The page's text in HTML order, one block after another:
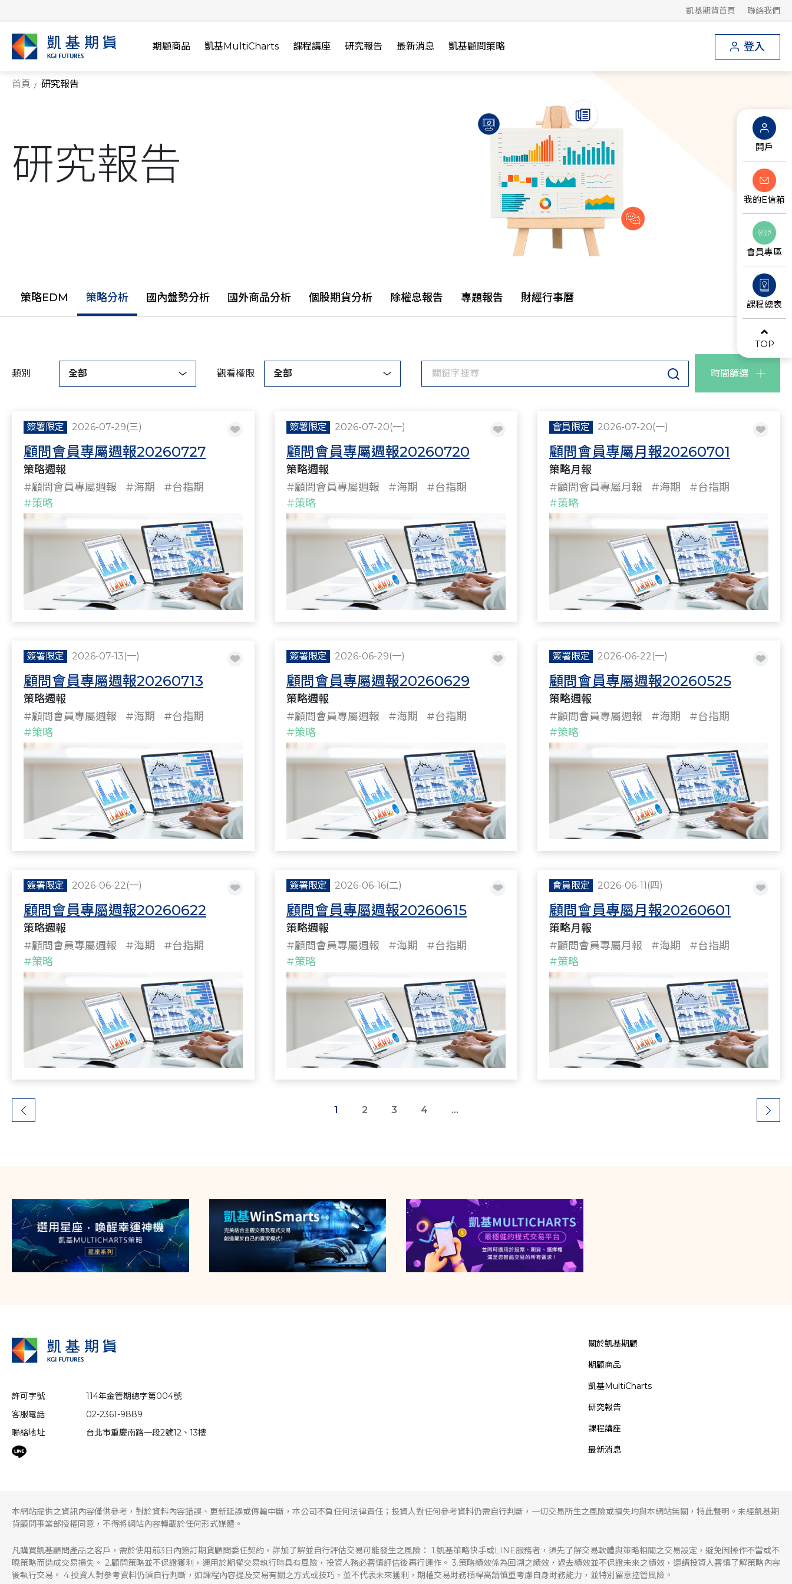
凱基期貨首頁 聯絡我們
期顧商品 凱基MultiCharts 課程講座 研究報告 最新消息 凱基顧問策略 登入
首頁 研究報告
研究報告
策略EDM 策略分析 國內盤勢分析 國外商品分析 個股期貨分析 除權息報告 專題報告 財經行事曆
類別 全部 觀看權限 全部 時間篩選
簽署限定 2026-07-29(三)
顧問會員專屬週報20260727
策略週報
#顧問會員專屬週報
#海期
#台指期
#策略
簽署限定 2026-07-20(一)
顧問會員專屬週報20260720
策略週報
#顧問會員專屬週報
#海期
#台指期
#策略
會員限定 2026-07-20(一)
顧問會員專屬月報20260701
策略月報
#顧問會員專屬月報
#海期
#台指期
#策略
簽署限定 2026-07-13(一)
顧問會員專屬週報20260713
策略週報
#顧問會員專屬週報
#海期
#台指期
#策略
簽署限定 2026-06-29(一)
顧問會員專屬週報20260629
策略週報
#顧問會員專屬週報
#海期
#台指期
#策略
簽署限定 2026-06-22(一)
顧問會員專屬週報20260525
策略週報
#顧問會員專屬週報
#海期
#台指期
#策略
簽署限定 2026-06-22(一)
顧問會員專屬週報20260622
策略週報
#顧問會員專屬週報
#海期
#台指期
#策略
簽署限定 2026-06-16(二)
顧問會員專屬週報20260615
策略週報
#顧問會員專屬週報
#海期
#台指期
#策略
會員限定 2026-06-11(四)
顧問會員專屬月報20260601
策略月報
#顧問會員專屬月報
#海期
#台指期
#策略
1 2 3 4 ...
許可字號
114年金管期總字第004號
客服電話
02-2361-9889
聯絡地址
台北市重慶南路一段2號12、13樓
關於凱基期顧
期顧商品
凱基MultiCharts
研究報告
課程講座
最新消息
本網站提供之資訊內容僅供參考，對於資料內容錯誤、更新延誤或傳輸中斷，本公司不負任何法律責任；投資人對任何參考資料仍需自行判斷，一切交易所生之風險或損失均與本網站無關，特此聲明。未經凱基期
貨顧問事業部授權同意，不得將網站內容轉載於任何形式媒體。
凡購買凱基顧問產品之客戶，需於使用前3日內簽訂期貨顧問委任契約，詳加了解並自行評估交易可能發生之風險： 1.凱基策略快手或LINE服務者，須先了解交易軟體與策略相關之交易設定，避免因操作不當或不
曉策略而造成交易損失。 2.顧問策略並不保證獲利，運用於期權交易執行時具有風險，投資人務必審慎評估後再行運作。 3.策略績效係為回溯之績效，過去績效並不保證未來之績效，還請投資人審慎了解策略內容
後執行交易。 4.投資人對參考資料仍須自行判斷，如課程內容提及交易有關之方式或技巧，並不代表未來獲利，期權交易財務槓桿高請慎重考慮自身財務能力，並特別留意控管風險。
開戶
我的E信箱
會員專區
課程總表
TOP